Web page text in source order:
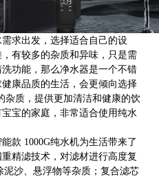
求出发，选择适合自己的设
有较多的杂质和异味，只是需
功能，那么净水器是一个不错
康品质的生活，会更倾向选择
杂质，提供更加清洁和健康的饮
宝的家庭，非常适合使用纯水
款 1000G纯水机为生活带来了
精滤技术，对滤材进行高度复
泥沙、悬浮物等杂质；复合滤芯